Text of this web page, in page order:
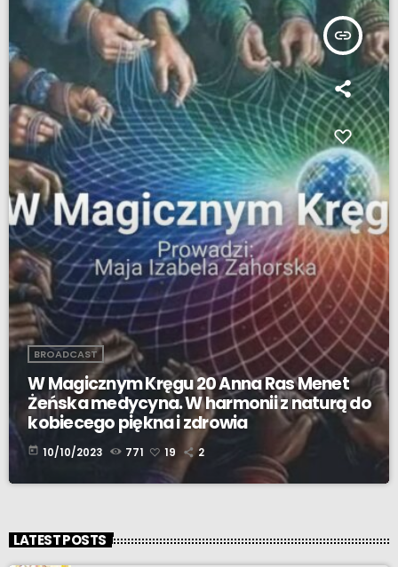
insert_link
BROADCAST
W Magicznym Kręgu 20 Anna Ras Menet
Żeńska medycyna. W harmonii z naturą do
kobiecego piękna i zdrowia
today 10/10/2023 771 19 2
LATEST POSTS